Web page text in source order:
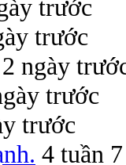
trước
trước
ngày
trước
trước
4 tuần